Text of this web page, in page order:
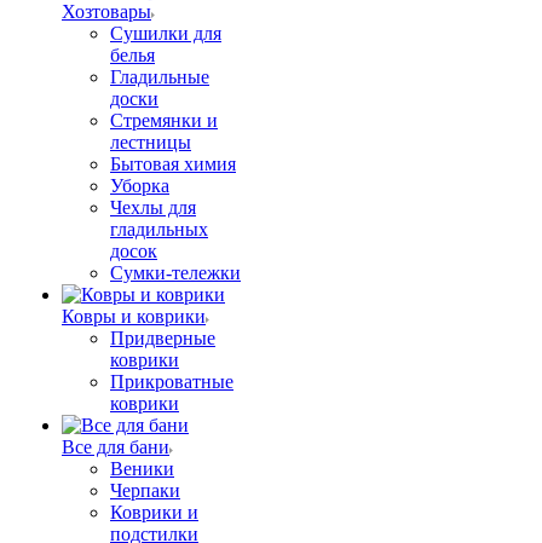
Хозтовары
Сушилки для
белья
Гладильные
доски
Стремянки и
лестницы
Бытовая химия
Уборка
Чехлы для
гладильных
досок
Сумки-тележки
Ковры и коврики
Придверные
коврики
Прикроватные
коврики
Все для бани
Веники
Черпаки
Коврики и
подстилки